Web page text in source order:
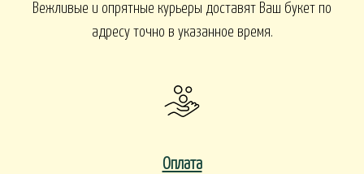
Вежливые и опрятные курьеры доставят Ваш букет по
адресу точно в указанное время.
Оплата